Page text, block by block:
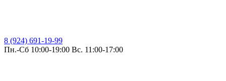
8 (924) 691-19-99
Пн.-Сб 10:00-19:00 Вс. 11:00-17:00